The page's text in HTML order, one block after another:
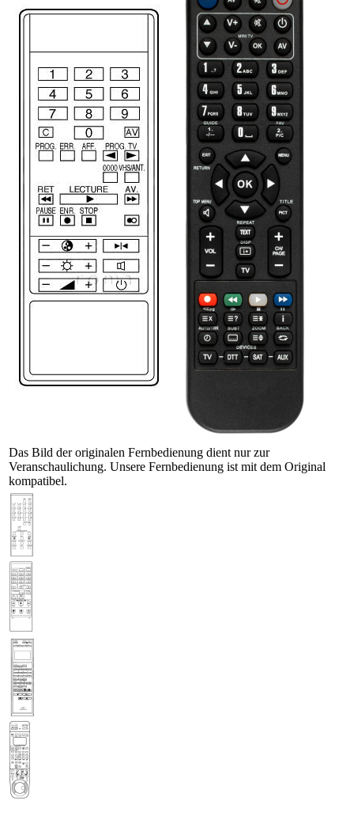
Das Bild der originalen Fernbedienung dient nur zur
Veranschaulichung. Unsere Fernbedienung ist mit dem Original
kompatibel.